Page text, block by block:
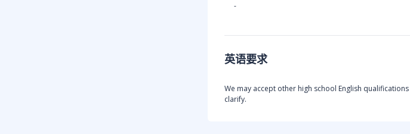
-
英语要求
We may accept other high school English
clarify.